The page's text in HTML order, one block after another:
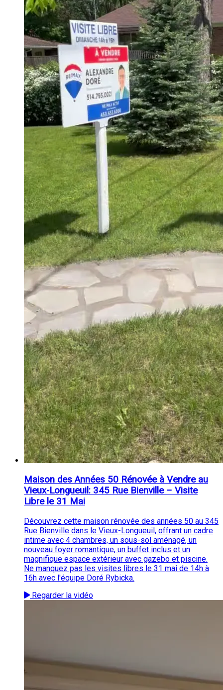
Maison des Années 50 Rénovée à Vendre au
Vieux-Longueuil: 345 Rue Bienville – Visite
Libre le 31 Mai
Découvrez cette maison rénovée des années 50 au 345
Rue Bienville dans le Vieux-Longueuil, offrant un cadre
intime avec 4 chambres, un sous-sol aménagé, un
nouveau foyer romantique, un buffet inclus et un
magnifique espace extérieur avec gazebo et piscine.
Ne manquez pas les visites libres le 31 mai de 14h à
16h avec l'équipe Doré Rybicka.
Regarder la vidéo